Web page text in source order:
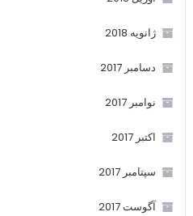
ژانویه 2018
دسامبر 2017
نوامبر 2017
اکتبر 2017
سپتامبر 2017
آگوست 2017